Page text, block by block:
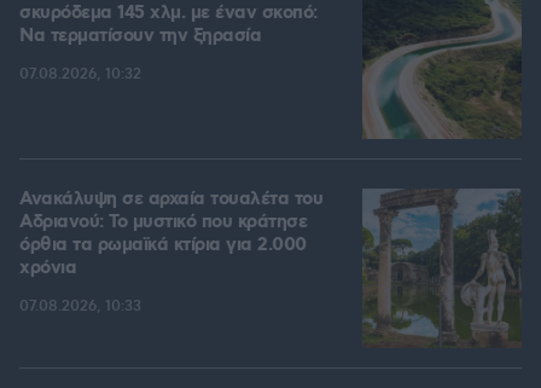
σκυρόδεμα 145 χλμ. με έναν σκοπό:
Να τερματίσουν την ξηρασία
07.08.2026, 10:32
Ανακάλυψη σε αρχαία τουαλέτα του
Αδριανού: Το μυστικό που κράτησε
όρθια τα ρωμαϊκά κτίρια για 2.000
χρόνια
07.08.2026, 10:33